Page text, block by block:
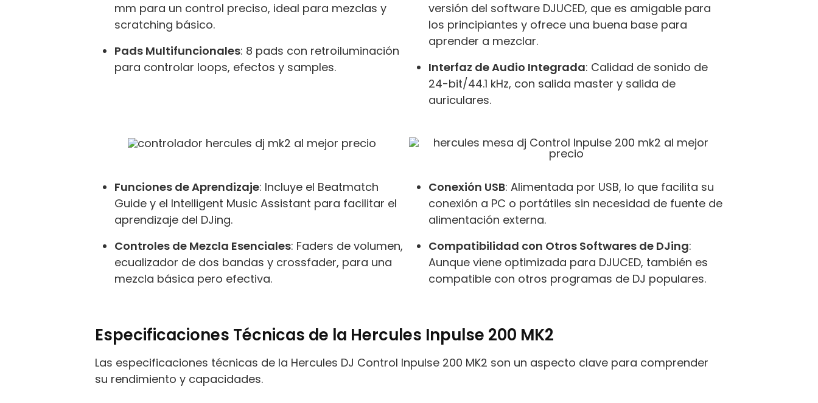
mm para un control preciso, ideal para mezclas y
scratching básico.
Pads Multifuncionales: 8 pads con retroiluminación
para controlar loops, efectos y samples.
versión del software DJUCED, que es amigable para
los principiantes y ofrece una buena base para
aprender a mezclar.
Interfaz de Audio Integrada: Calidad de sonido de
24-bit/44.1 kHz, con salida master y salida de
auriculares.
Funciones de Aprendizaje: Incluye el Beatmatch
Guide y el Intelligent Music Assistant para facilitar el
aprendizaje del DJing.
Controles de Mezcla Esenciales: Faders de volumen,
ecualizador de dos bandas y crossfader, para una
mezcla básica pero efectiva.
Conexión USB: Alimentada por USB, lo que facilita su
conexión a PC o portátiles sin necesidad de fuente de
alimentación externa.
Compatibilidad con Otros Softwares de DJing:
Aunque viene optimizada para DJUCED, también es
compatible con otros programas de DJ populares.
Especificaciones Técnicas de la Hercules Inpulse 200 MK2
Las especificaciones técnicas de la Hercules DJ Control Inpulse 200 MK2 son un aspecto clave para comprender
su rendimiento y capacidades.